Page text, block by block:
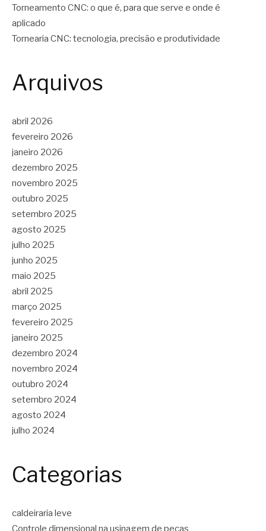
Torneamento CNC: o que é, para que serve e onde é
aplicado
Tornearia CNC: tecnologia, precisão e produtividade
Arquivos
abril 2026
fevereiro 2026
janeiro 2026
dezembro 2025
novembro 2025
outubro 2025
setembro 2025
agosto 2025
julho 2025
junho 2025
maio 2025
abril 2025
março 2025
fevereiro 2025
janeiro 2025
dezembro 2024
novembro 2024
outubro 2024
setembro 2024
agosto 2024
julho 2024
Categorias
caldeiraria leve